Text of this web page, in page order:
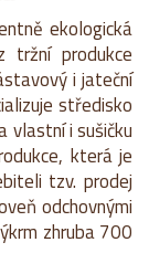
ekologická
tržní produkce
i jateční
středisko
vlastní i sušičku
která je
tzv. prodej
odchovnými
zhruba 700